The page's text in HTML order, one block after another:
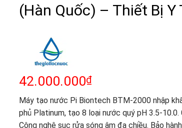
(Hàn Quốc) – Thiết Bị Y
42.000.000₫
Máy tạo nước Pi Biontech BTM-2000 nhập
phủ Platinum, tạo 8 loại nước quý pH 3.5-
Công nghệ sục rửa sóng âm đa chiều. Bảo